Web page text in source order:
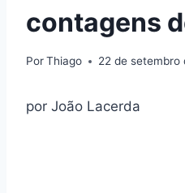
contagens
PorThiago 22 de setembro
por João Lacerda